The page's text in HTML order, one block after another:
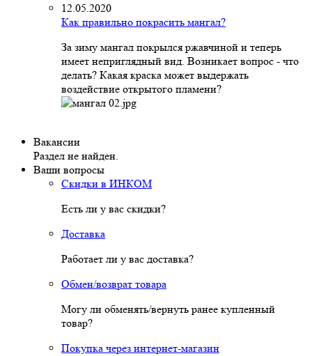
12.05.2020
Как правильно покрасить мангал?
За зиму мангал покрылся ржавчиной и теперь
имеет неприглядный вид. Возникает вопрос - что
делать? Какая краска может выдержать
воздействие открытого пламени?
Вакансии
Раздел не найден.
Ваши вопросы
Скидки в ИНКОМ
Есть ли у вас скидки?
Доставка
Работает ли у вас доставка?
Обмен/возврат товара
Могу ли обменять/вернуть ранее купленный
товар?
Покупка через интернет-магазин